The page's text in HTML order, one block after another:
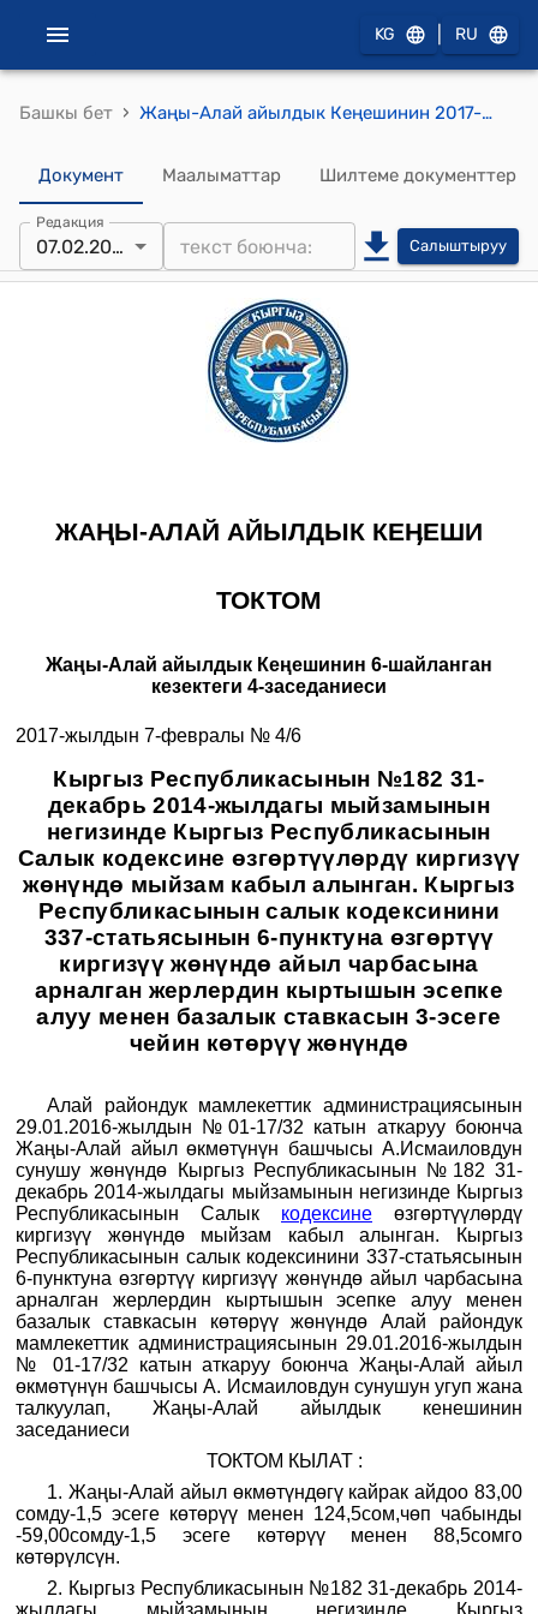
KG RU
Башкы бет › Жаңы-Алай айылдык Кеңешинин 2017-жылдын 7-февралындагы № 4/6 "Кыргыз Республикасынын №182 31-декабрь 2014-жылдагы мыйзамынын негизинде Кыргыз Республикасынын Салык кодексине өзгөртүүлөрдү киргизүү жөнүндө мыйзам кабыл алынган. Кыргыз Республикасынын салык кодексинини 337-статьясынын 6-пунктуна өзгөртүү киргизүү жөнүндө айыл чарбасына арналган жерлердин кыртышын эсепке алуу менен базалык ставкасын 3-эсеге чейин көтөрүү жөнүндө" токтому
Документ Маалыматтар Шилтеме документтер
Редакция
07.02.2017 Салыштыруу